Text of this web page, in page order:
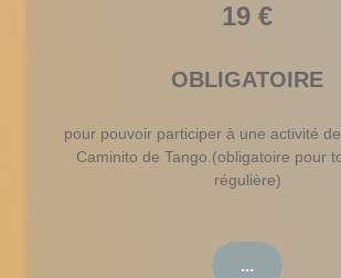
19 €
OBLIGATOIRE
pour pouvoir participer à une activité
Caminito de Tango. (obligatoire pour
régulière)
...